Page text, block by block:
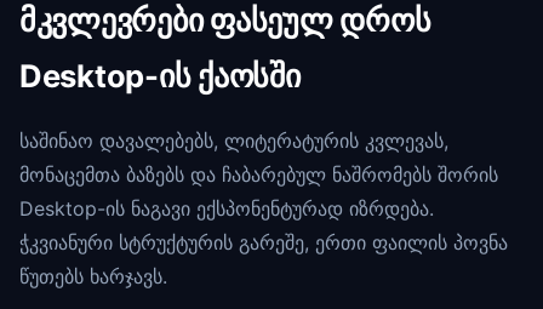
მკვლევრები ფასეულ დროს
Desktop-ის ქაოსში
საშინაო დავალებებს, ლიტერატურის კვლევას,
მონაცემთა ბაზებს და ჩაბარებულ ნაშრომებს შორის
Desktop-ის ნაგავი ექსპონენტურად იზრდება.
ჭკვიანური სტრუქტურის გარეშე, ერთი ფაილის პოვნა
წუთებს ხარჯავს.